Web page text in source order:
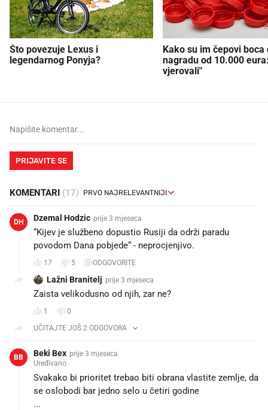
Što povezuje Lexus i
legendarnog Ponyja?
Kako su im čepovi boca
nagradu od 10.000
vjerovali"
PRIJAVITE SE
KOMENTARI (17)
DH Dzemal Hodzic prije 3 mjeseca
“Kijev je službeno dopustio Rusiji da održi paradu
povodom Dana pobjede“ - neprocjenjivo.
17 5 ODGOVORITE
Lažni Branitelj prije 3 mjeseca
Zaista velikodusno od njih, zar ne?
1
0
UČITAJTE JOŠ 2 ODGOVORA
BB Beki Bex prije 3 mjeseca
Uređivano
Svakako bi prioritet trebao biti obrana vlastite zemlje, da
se oslobodi bar jedno selo u četiri godine
...